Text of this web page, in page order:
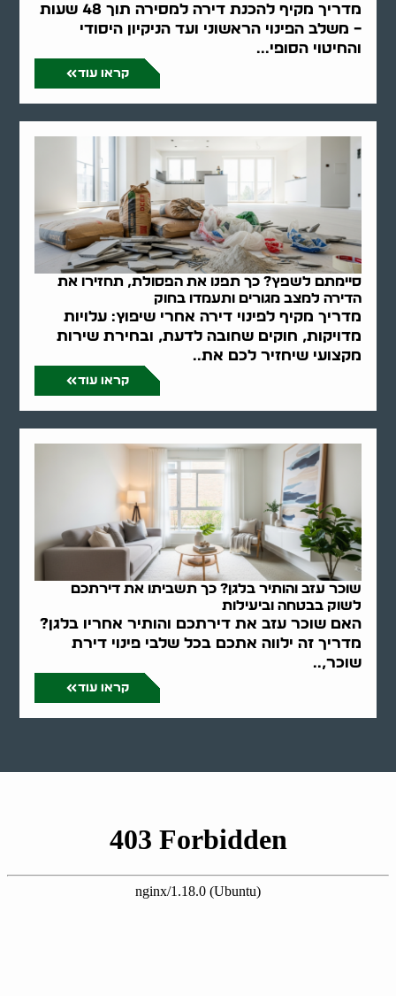
מדריך מקיף להכנת דירה למסירה תוך 48 שעות
– משלב הפינוי הראשוני ועד הניקיון היסודי
והחיטוי הסופי...
קראו עוד
סיימתם לשפץ? כך תפנו את הפסולת, תחזירו את
הדירה למצב מגורים ותעמדו בחוק
מדריך מקיף לפינוי דירה אחרי שיפוץ: עלויות
מדויקות, חוקים שחובה לדעת, ובחירת שירות
מקצועי שיחזיר לכם את..
קראו עוד
שוכר עזב והותיר בלגן? כך תשביתו את דירתכם
לשוק בבטחה וביעילות
האם שוכר עזב את דירתכם והותיר אחריו בלגן?
מדריך זה ילווה אתכם בכל שלבי פינוי דירת
שוכר,..
קראו עוד